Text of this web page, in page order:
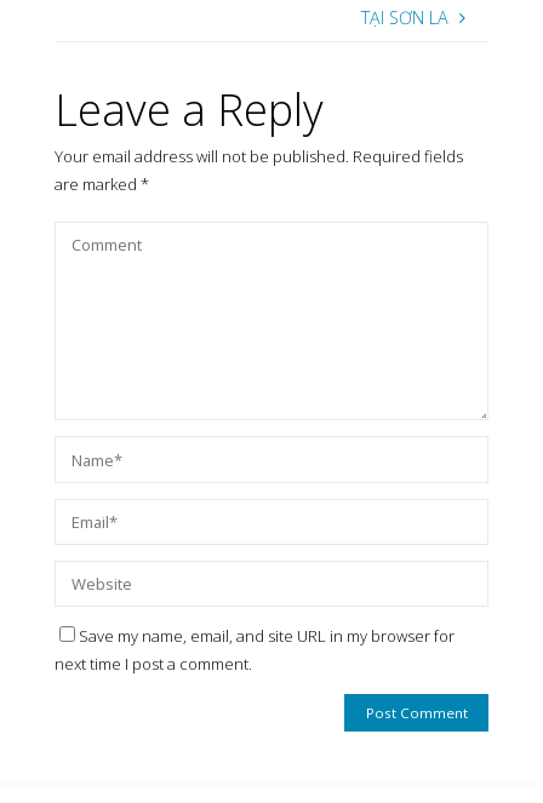
TẠI SƠN LA
Leave a Reply
Your email address will not be published. Required fields
are marked *
Save my name, email, and site URL in my browser for
next time I post a comment.